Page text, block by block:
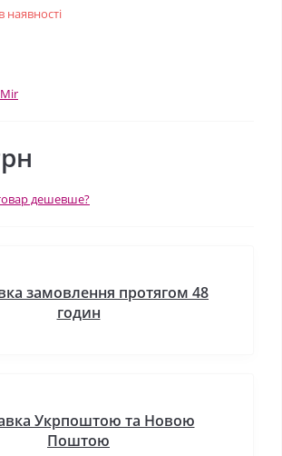
наявності
дешевше?
замовлення протягом 48
годин
Укрпоштою та Новою
Поштою